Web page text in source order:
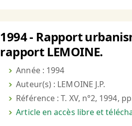
1994 - Rapport
rapport LEMOINE.
Année : 1994
Auteur(s) : LEMOINE J.P.
Référence : T. XV, n°2, 1994,
Article en accès libre et